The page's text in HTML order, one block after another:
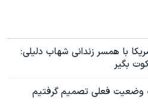
با همسر زندانی‌ شهاب دلیلی:
بگیر
وضعیت فعلی تصمیم گرفتیم